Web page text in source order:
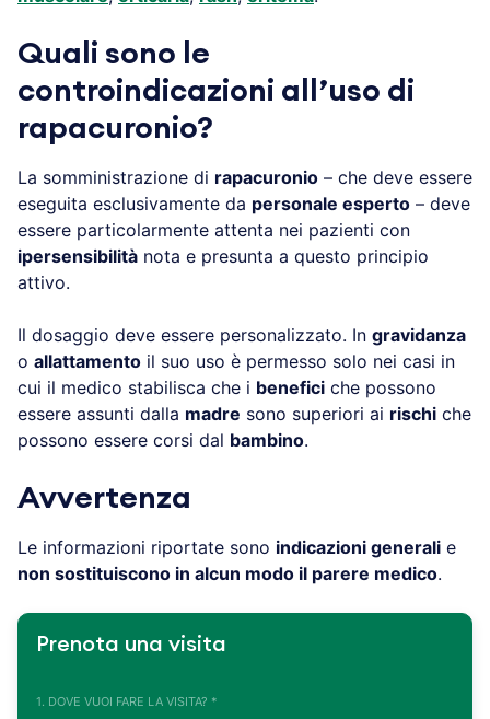
Quali sono le
controindicazioni all’uso di
rapacuronio?
La somministrazione di rapacuronio – che deve essere
eseguita esclusivamente da personale esperto – deve
essere particolarmente attenta nei pazienti con
ipersensibilità nota e presunta a questo principio
attivo.
Il dosaggio deve essere personalizzato. In gravidanza
o allattamento il suo uso è permesso solo nei casi in
cui il medico stabilisca che i benefici che possono
essere assunti dalla madre sono superiori ai rischi che
possono essere corsi dal bambino.
Avvertenza
Le informazioni riportate sono indicazioni generali e
non sostituiscono in alcun modo il parere medico.
Prenota una visita
1. DOVE VUOI FARE LA VISITA? *